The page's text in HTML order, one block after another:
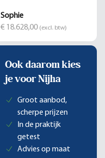
Sophie
€ 18.628,00 (excl. btw)
Ook daarom kies
je voor Nijha
Groot aanbod,
scherpe prijzen
In de praktijk
getest
Advies op maat